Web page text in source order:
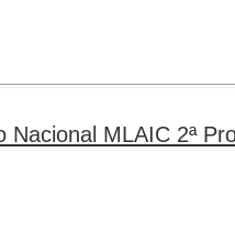
Nacional MLAIC 2ª